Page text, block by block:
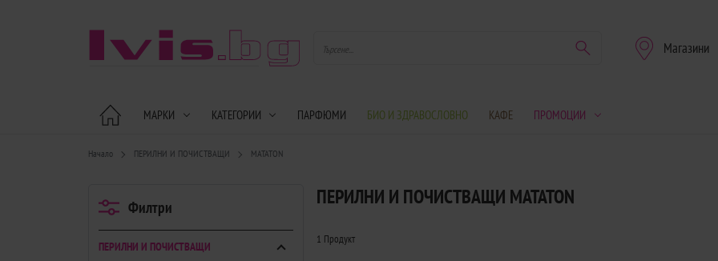
Магазини
КАТЕГОРИИ ПАРФЮМИ БИО И ЗДРАВОСЛОВНО КАФЕ ПРОМОЦИИ
МАРКИ
Начало ПЕРИЛНИ И ПОЧИСТВАЩИ MATATON
ПЕРИЛНИ И ПОЧИСТВАЩИ MATATON
1 Продукт
Филтри
ПЕРИЛНИ И ПОЧИСТВАЩИ